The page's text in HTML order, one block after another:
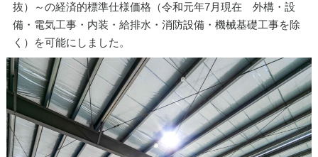
抜）～の経済的標準仕様価格（令和元年7月現在 外構・設
備・電気工事・内装・給排水・消防設備・機械基礎工事を除
く）を可能にしました。